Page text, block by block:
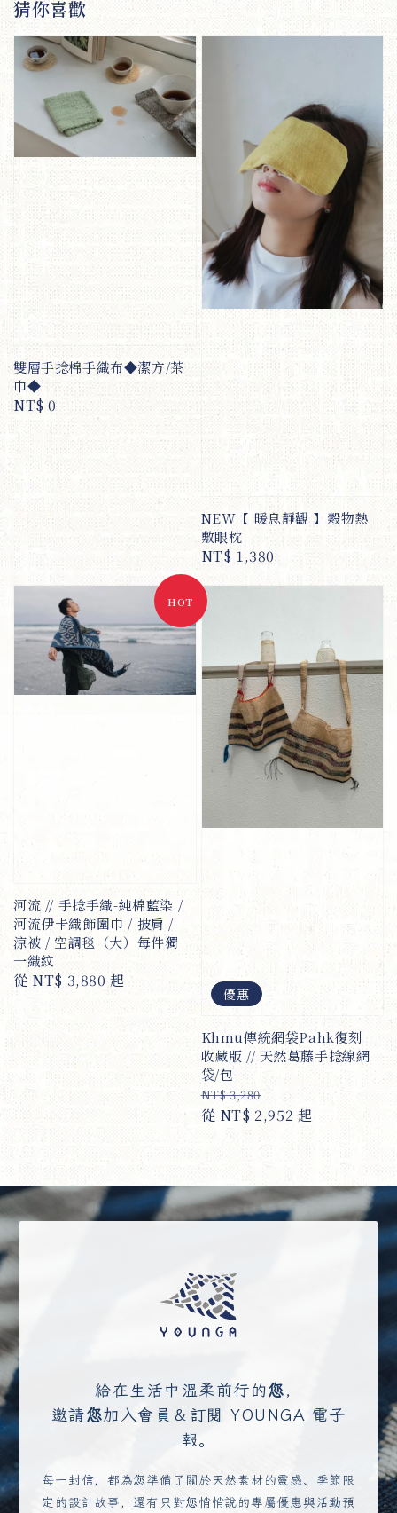
猜你喜歡
雙層手捻棉手織布◆潔方/茶
巾◆
Regular
price
NT$ 0
NEW【 暖息靜觀 】穀物熱
敷眼枕
Regular
NT$ 1,380
HOT
河流 // 手捻手織-純棉藍染 /
河流伊卡織飾圍巾 / 披肩 /
涼被 / 空調毯（大）每件獨
一織紋
Regular
從 NT$ 3,880 起
優惠
Khmu傳統網袋Pahk復刻
收藏版 // 天然葛藤手捻線網
袋/包
Regular
price
NT$ 3,280
price
從 NT$ 2,952 起
給在生活中溫柔前行的您，
邀請您加入會員＆訂閱 YOUNGA 電子
報。
每一封信，都為您準備了關於天然素材的靈感、季節限
定的設計故事，還有只對您悄悄說的專屬優惠與活動預